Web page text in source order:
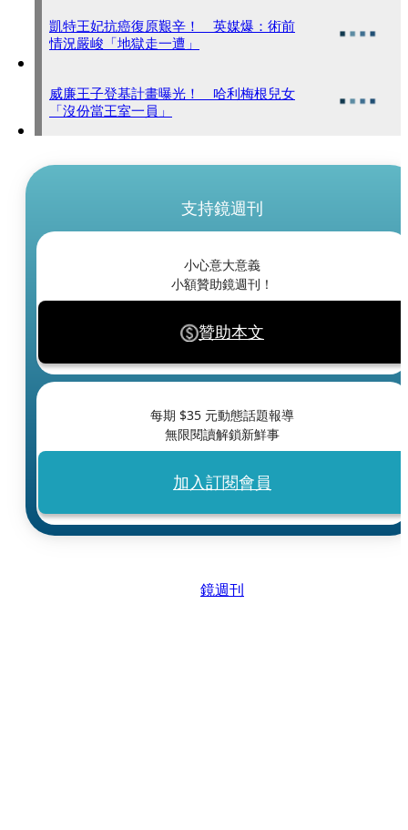
凱特王妃抗癌復原艱辛！ 英媒爆：術前
情況嚴峻「地獄走一遭」
威廉王子登基計畫曝光！ 哈利梅根兒女
「沒份當王室一員」
支持鏡週刊
小心意大意義
小額贊助鏡週刊！
贊助本文
每期 $35 元動態話題報導
無限閱讀解鎖新鮮事
加入訂閱會員
鏡週刊